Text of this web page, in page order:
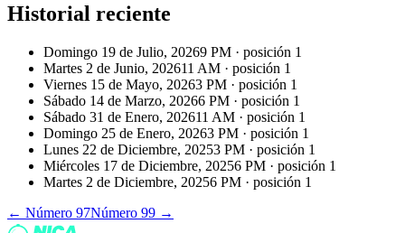
Historial reciente
Domingo 19 de Julio, 20269 PM · posición 1
Martes 2 de Junio, 202611 AM · posición 1
Viernes 15 de Mayo, 20263 PM · posición 1
Sábado 14 de Marzo, 20266 PM · posición 1
Sábado 31 de Enero, 202611 AM · posición 1
Domingo 25 de Enero, 20263 PM · posición 1
Lunes 22 de Diciembre, 20253 PM · posición 1
Miércoles 17 de Diciembre, 20256 PM · posición 1
Martes 2 de Diciembre, 20256 PM · posición 1
← Número 97Número 99 →